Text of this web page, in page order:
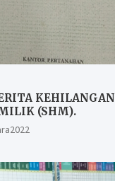
KEHILANGAN
(SHM).